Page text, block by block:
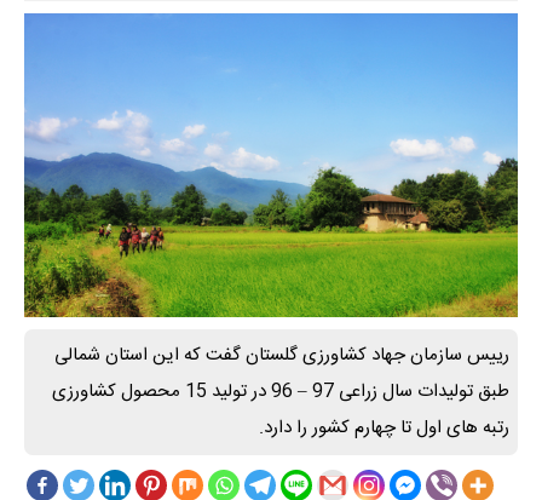
رییس سازمان جهاد کشاورزی گلستان گفت که این استان شمالی
طبق تولیدات سال زراعی 97 – 96 در تولید 15 محصول کشاورزی
رتبه های اول تا چهارم کشور را دارد.